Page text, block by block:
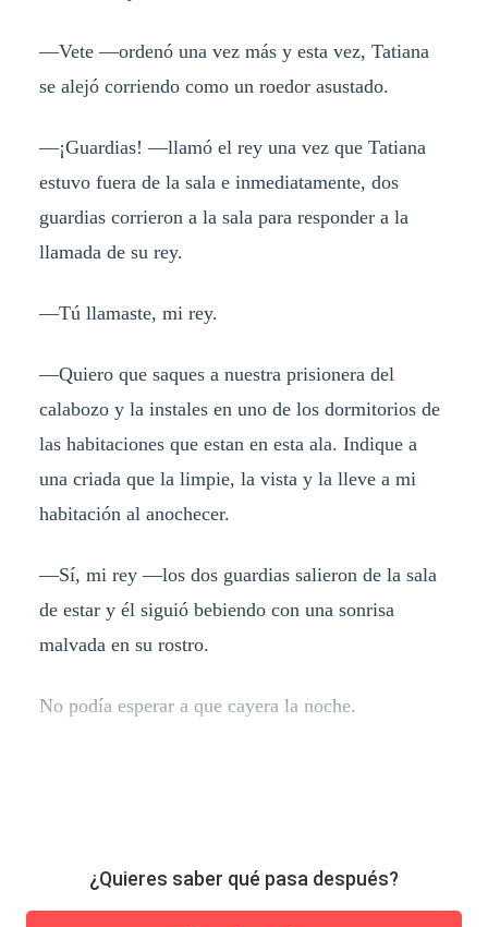
—Vete —ordenó una vez más y esta vez, Tatiana
se alejó corriendo como un roedor asustado.
—¡Guardias! —llamó el rey una vez que Tatiana
estuvo fuera de la sala e inmediatamente, dos
guardias corrieron a la sala para responder a la
llamada de su rey.
—Tú llamaste, mi rey.
—Quiero que saques a nuestra prisionera del
calabozo y la instales en uno de los dormitorios de
las habitaciones que estan en esta ala. Indique a
una criada que la limpie, la vista y la lleve a mi
habitación al anochecer.
—Sí, mi rey —los dos guardias salieron de la sala
de estar y él siguió bebiendo con una sonrisa
malvada en su rostro.
No podía esperar a que cayera la noche.
¿Quieres saber qué pasa después?